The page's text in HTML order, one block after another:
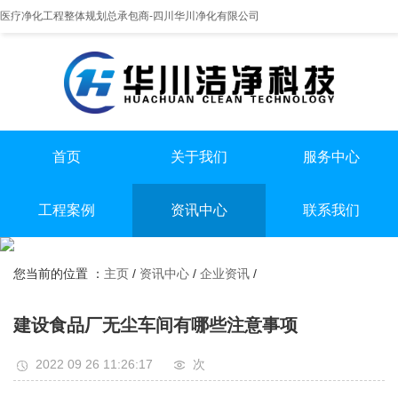
医疗净化工程整体规划总承包商-四川华川净化有限公司
提供实医疗净化整体解决方案
首页 关于我们 服务中心
手术室净化装修
实验室净化装修
工程案例
无尘车间
资讯中心 联系我们
您当前的位置 ： 主页 / 资讯中心 / 企业资讯 /
建设食品厂无尘车间有哪些注意事项
2022 09 26 11:26:17 次